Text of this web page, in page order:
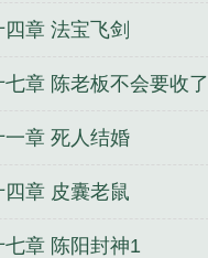
章 法宝飞剑
七章 陈老板不会要收了
一章 死人结婚
四章 皮囊老鼠
七章 陈阳封神1